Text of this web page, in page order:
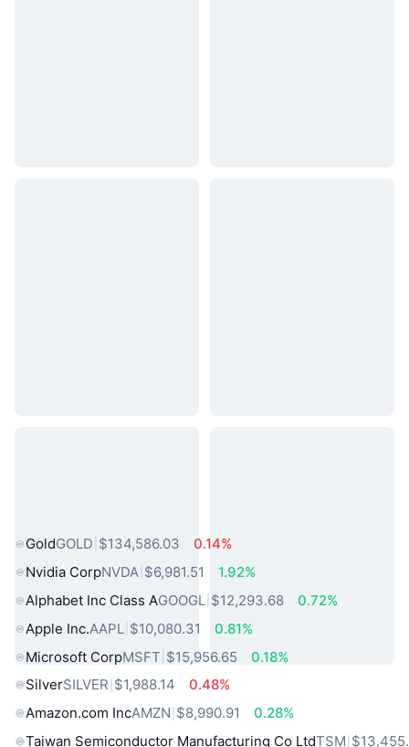
GoldGOLD $134,586.03
0.14%
Nvidia CorpNVDA $6,981.51
1.92%
Alphabet Inc Class AGOOGL $12,293.68
0.72%
Apple Inc.AAPL $10,080.31
0.81%
Microsoft CorpMSFT $15,956.65
0.18%
SilverSILVER $1,988.14
0.48%
Amazon.com IncAMZN $8,990.91
0.28%
Taiwan Semiconductor Manufacturing Co LtdTSM